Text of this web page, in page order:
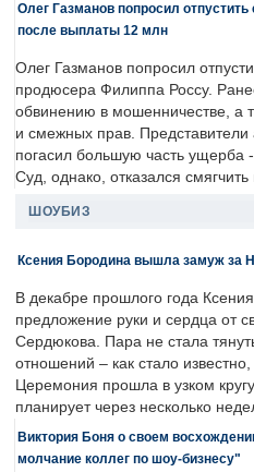
Олег Газманов попросил
после выплаты 12 млн
Олег Газманов попросил
продюсера Филиппа Россу.
обвинению в мошенничестве, а
и смежных прав. Представители
погасил большую часть ущерба
Суд, однако, отказался
ШОУБИЗ
Ксения Бородина вышла замуж за
В декабре прошлого года
предложение руки и сердца от
Сердюкова. Пара не стала
отношений – как стало
Церемония прошла в узком
планирует через несколько
Виктория Боня о своем
молчание коллег по шоу-бизнесу"